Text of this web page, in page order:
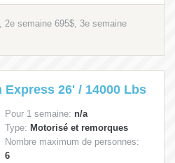
2e semaine 695$, 3e semaine
Express 26' / 14000 Lbs
Pour 1 semaine: n/a
Type: Motorisé et remorques
Nombre maximum de personnes:
6